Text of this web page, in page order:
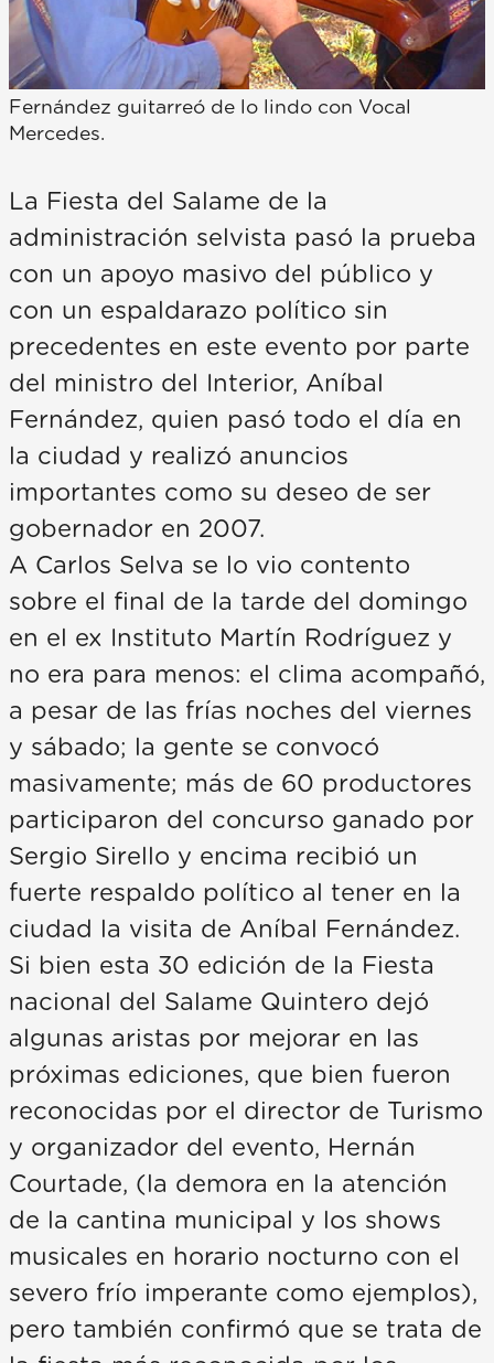
Fernández guitarreó de lo lindo con Vocal
Mercedes.
La Fiesta del Salame de la
administración selvista pasó la prueba
con un apoyo masivo del público y
con un espaldarazo político sin
precedentes en este evento por parte
del ministro del Interior, Aníbal
Fernández, quien pasó todo el día en
la ciudad y realizó anuncios
importantes como su deseo de ser
gobernador en 2007.
A Carlos Selva se lo vio contento
sobre el final de la tarde del domingo
en el ex Instituto Martín Rodríguez y
no era para menos: el clima acompañó,
a pesar de las frías noches del viernes
y sábado; la gente se convocó
masivamente; más de 60 productores
participaron del concurso ganado por
Sergio Sirello y encima recibió un
fuerte respaldo político al tener en la
ciudad la visita de Aníbal Fernández.
Si bien esta 30 edición de la Fiesta
nacional del Salame Quintero dejó
algunas aristas por mejorar en las
próximas ediciones, que bien fueron
reconocidas por el director de Turismo
y organizador del evento, Hernán
Courtade, (la demora en la atención
de la cantina municipal y los shows
musicales en horario nocturno con el
severo frío imperante como ejemplos),
pero también confirmó que se trata de